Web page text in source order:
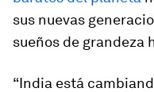
sus nuevas
sueños de grandeza
“India está